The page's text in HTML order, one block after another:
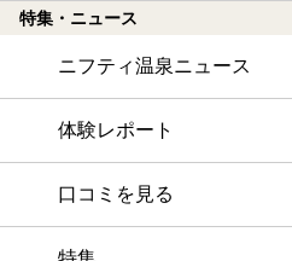
特集・ニュース
ニフティ温泉ニュース
体験レポート
口コミを見る